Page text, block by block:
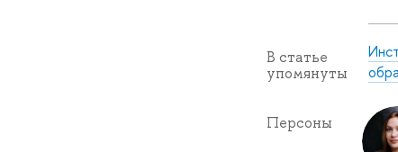
В статье
упомянуты
Персоны